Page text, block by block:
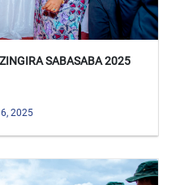
SABASABA 2025
2025